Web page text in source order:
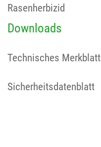
Rasenherbizid
Downloads
Technisches Merkblatt
Sicherheitsdatenblatt